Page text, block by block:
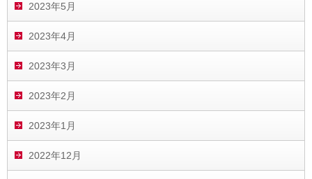
2023年5月
2023年4月
2023年3月
2023年2月
2023年1月
2022年12月